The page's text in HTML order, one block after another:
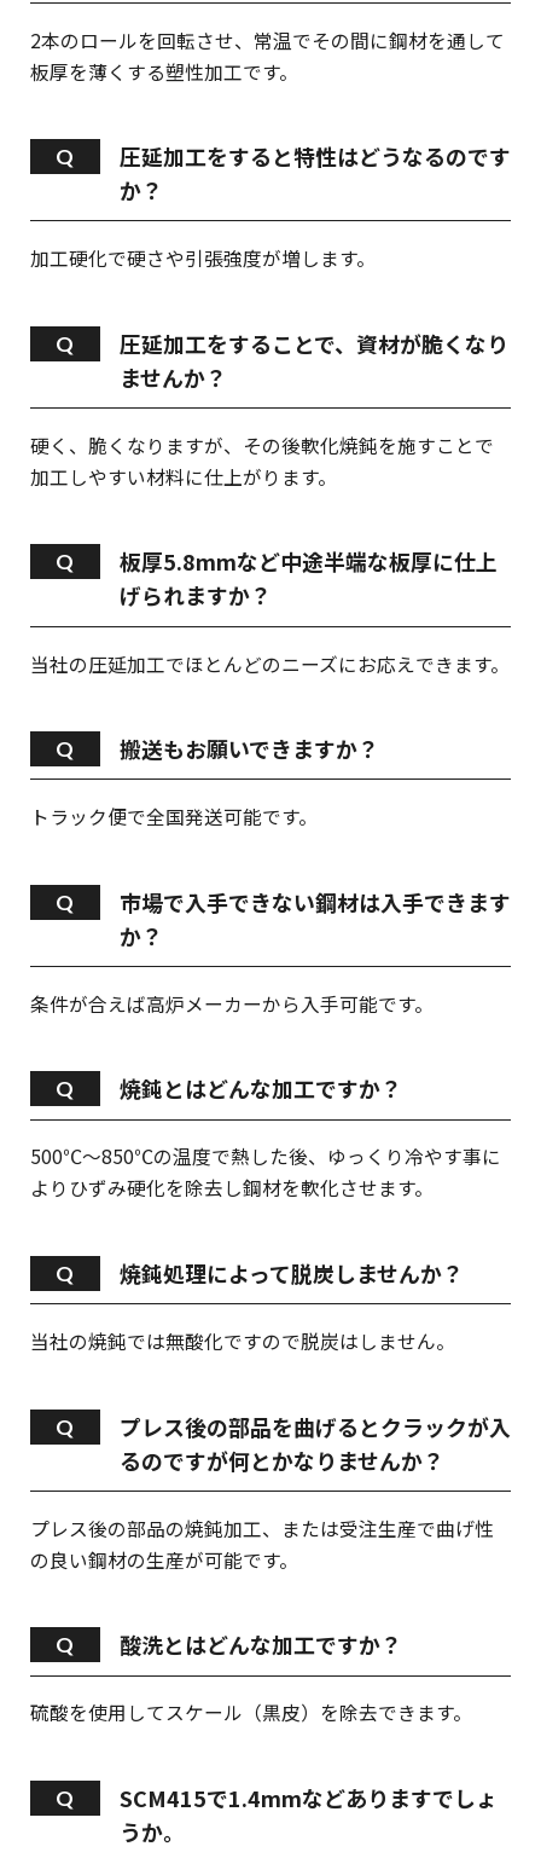
2本のロールを回転させ、常温でその間に鋼材を通して
板厚を薄くする塑性加工です。
圧延加工をすると特性はどうなるのです
か？
加工硬化で硬さや引張強度が増します。
圧延加工をすることで、資材が脆くなり
ませんか？
硬く、脆くなりますが、その後軟化焼鈍を施すことで
加工しやすい材料に仕上がります。
板厚5.8mmなど中途半端な板厚に仕上
げられますか？
当社の圧延加工でほとんどのニーズにお応えできます。
搬送もお願いできますか？
トラック便で全国発送可能です。
市場で入手できない鋼材は入手できます
か？
条件が合えば高炉メーカーから入手可能です。
焼鈍とはどんな加工ですか？
500℃～850℃の温度で熱した後、ゆっくり冷やす事に
よりひずみ硬化を除去し鋼材を軟化させます。
焼鈍処理によって脱炭しませんか？
当社の焼鈍では無酸化ですので脱炭はしません。
プレス後の部品を曲げるとクラックが入
るのですが何とかなりませんか？
プレス後の部品の焼鈍加工、または受注生産で曲げ性
の良い鋼材の生産が可能です。
酸洗とはどんな加工ですか？
硫酸を使用してスケール（黒皮）を除去できます。
SCM415で1.4mmなどありますでしょ
うか。